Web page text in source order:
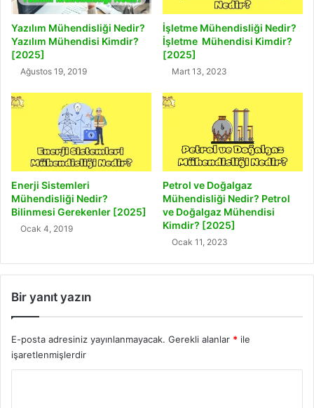
Yazılım Mühendisliği Nedir?
Yazılım Mühendisi Kimdir?
[2025]
Ağustos 19, 2019
İşletme Mühendisliği Nedir?
İşletme Mühendisi Kimdir?
[2025]
Mart 13, 2023
Enerji Sistemleri
Mühendisliği Nedir?
Bilinmesi Gerekenler [2025]
Ocak 4, 2019
Petrol ve Doğalgaz
Mühendisliği Nedir? Petrol
ve Doğalgaz Mühendisi
Kimdir? [2025]
Ocak 11, 2023
Bir yanıt yazın
E-posta adresiniz yayınlanmayacak. Gerekli alanlar * ile
işaretlenmişlerdir